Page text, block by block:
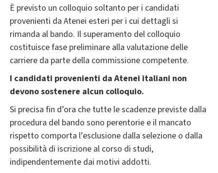
È previsto un colloquio soltanto per i candidati
provenienti da Atenei esteri per i cui dettagli si
rimanda al bando. Il superamento del colloquio
costituisce fase preliminare alla valutazione delle
carriere da parte della commissione competente.
I candidati provenienti da Atenei italiani non
devono sostenere alcun colloquio.
Si precisa fin d’ora che tutte le scadenze previste dalla
procedura del bando sono perentorie e il mancato
rispetto comporta l’esclusione dalla selezione o dalla
possibilità di iscrizione al corso di studi,
indipendentemente dai motivi addotti.